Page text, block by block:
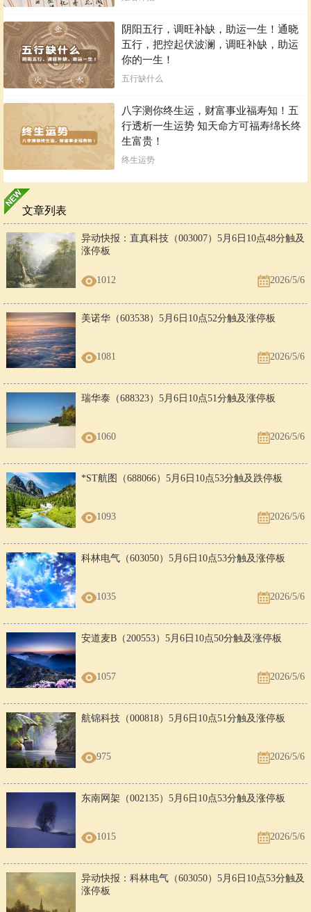
阴阳五行，调旺补缺，助运一生！通晓
五行，把控起伏波澜，调旺补缺，助运
你的一生！
五行缺什么
八字测你终生运，财富事业福寿知！五
行透析一生运势 知天命方可福寿绵长终
生富贵！
终生运势
文章列表
异动快报：直真科技（003007）5月6日10点48分触及
涨停板
1012 2026/5/6
美诺华（603538）5月6日10点52分触及涨停板
1081 2026/5/6
瑞华泰（688323）5月6日10点51分触及涨停板
1060 2026/5/6
*ST航图（688066）5月6日10点53分触及跌停板
1093 2026/5/6
科林电气（603050）5月6日10点53分触及涨停板
1035 2026/5/6
安道麦B（200553）5月6日10点50分触及涨停板
1057 2026/5/6
航锦科技（000818）5月6日10点51分触及涨停板
975 2026/5/6
东南网架（002135）5月6日10点53分触及涨停板
1015 2026/5/6
异动快报：科林电气（603050）5月6日10点53分触及
涨停板